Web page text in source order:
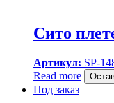
Сито
Артикул: SP-
Read more
Под заказ